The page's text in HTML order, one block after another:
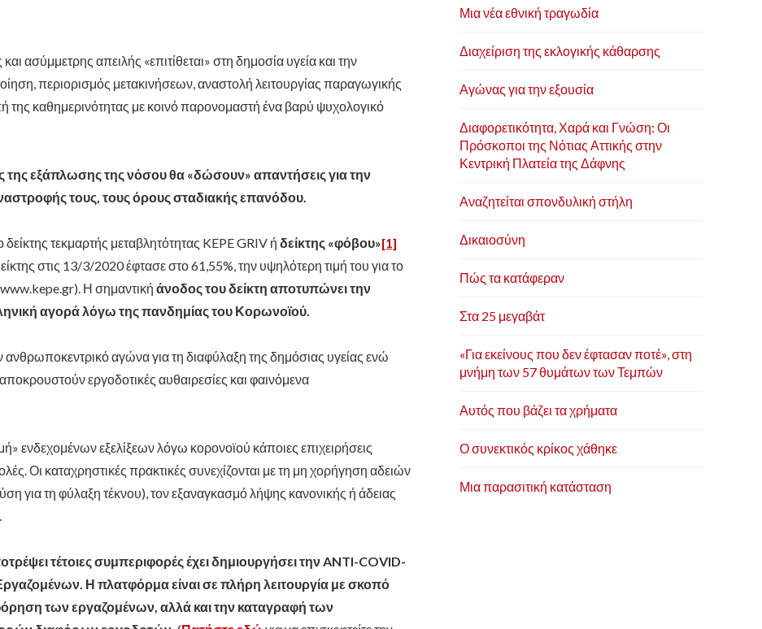
ασύμμετρης απειλής «επιτίθεται» στη δημοσία υγεία και την
περιορισμός μετακινήσεων, αναστολή λειτουργίας παραγωγικής
της καθημερινότητας με κοινό παρονομαστή ένα βαρύ ψυχολογικό
της εξάπλωσης της νόσου θα «δώσουν» απαντήσεις για την
τους, τους όρους σταδιακής επανόδου.
δείκτης τεκμαρτής μεταβλητότητας KEPE GRIV ή δείκτης «φόβου»[1]
στις 13/3/2020 έφτασε στο 61,55%, την υψηλότερη τιμή του για το
Η σημαντική άνοδος του δείκτη αποτυπώνει την
αγορά λόγω της πανδημίας του Κορωνοϊού.
αγώνα για τη διαφύλαξη της δημόσιας υγείας ενώ
εργοδοτικές αυθαιρεσίες και φαινόμενα
ενδεχομένων εξελίξεων λόγω κορονοϊού κάποιες επιχειρήσεις
Οι καταχρηστικές πρακτικές συνεχίζονται με τη μη χορήγηση αδειών
για τη φύλαξη τέκνου), τον εξαναγκασμό λήψης κανονικής ή άδειας
τέτοιες συμπεριφορές έχει δημιουργήσει τηνANTI-COVID-
Η πλατφόρμα είναι σε πλήρη λειτουργία μεσκοπό
των εργαζομένων, αλλά καιτην καταγραφή των
Μια νέα εθνική τραγωδία
Διαχείριση της εκλογικής κάθαρσης
Αγώνας για την εξουσία
Διαφορετικότητα, Χαρά και Γνώση: Οι
Πρόσκοποι της Νότιας Αττικής στην
Κεντρική Πλατεία της Δάφνης
Αναζητείται σπονδυλική στήλη
Δικαιοσύνη
Πώς τα κατάφεραν
Στα 25 μεγαβάτ
«Για εκείνους που δεν έφτασαν ποτέ», στη
μνήμη των 57 θυμάτων των Τεμπών
Αυτός που βάζει τα χρήματα
Ο συνεκτικός κρίκος χάθηκε
Μια παρασιτική κατάσταση